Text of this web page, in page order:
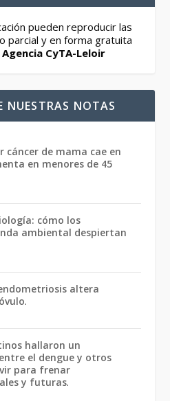
pueden reproducir las
parcial y en forma gratuita
Agencia CyTA-Leloir
NUESTRAS NOTAS
cáncer de mama cae en
en menores de 45
cómo los
ambiental despiertan
altera
.
hallaron un
el dengue y otros
para frenar
y futuras.